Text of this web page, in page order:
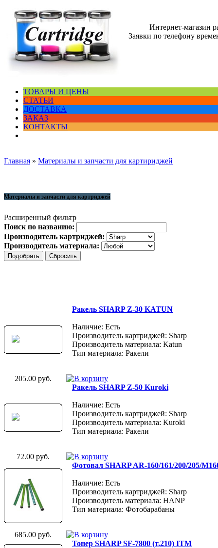
Интернет-магазин
Заявки по телефону
ТОВАРЫ И ЦЕНЫ
СТАТЬИ
ДОСТАВКА
ЗАКАЗ
КОНТАКТЫ
Главная » Материалы и запчасти для картириджей
Материалы и запчасти для картриджей
Расширенный фильтр
Поиск по названию:
Производитель картриджей:
Производитель материала:
Ракель SHARP Z-30 KATUN
Наличие: Есть
Производитель картриджей: Sharp
Производитель материала: Katun
Тип материала: Ракели
205.00 руб.
Ракель SHARP Z-50 Kuroki
Наличие: Есть
Производитель картриджей: Sharp
Производитель материала: Kuroki
Тип материала: Ракели
72.00 руб.
Фотовал SHARP AR-160/161/200/205/
Наличие: Есть
Производитель картриджей: Sharp
Производитель материала: HANP
Тип материала: Фотобарабаны
685.00 руб.
Тонер SHARP SF-7800 (т,210) ITM